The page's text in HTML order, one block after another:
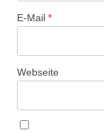
E-Mail *
Webseite